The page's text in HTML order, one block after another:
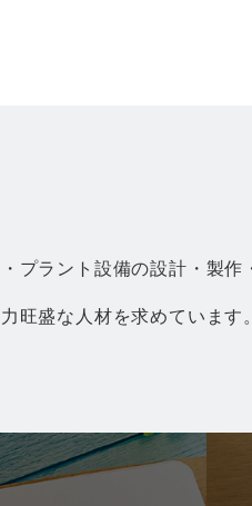
プラント設備の設計・製作
旺盛な人材を求めています